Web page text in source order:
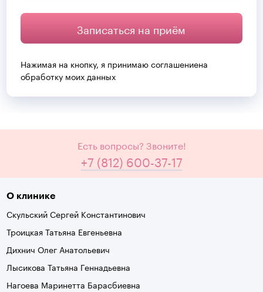
Записаться на приём
Нажимая на кнопку, я принимаюсоглашениена
обработку моих данных
Есть вопросы? Звоните!
+7 (812) 600-37-17
О клинике
Скульский Сергей Константинович
Троицкая Татьяна Евгеньевна
Дихнич Олег Анатольевич
Лысикова Татьяна Геннадьевна
Нагоева Маринетта Барасбиевна